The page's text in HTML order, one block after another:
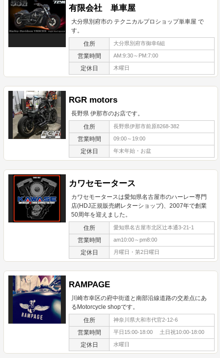
有限会社 単車屋
大分県別府市の テクニカルプロショップ単車屋 で
す。
住所 大分県別府市御幸6組
営業時間 AM:9:30～PM:7:00
定休日 木曜日
RGR motors
長野県 伊那市のお店です。
住所 長野県伊那市前原8268-382
営業時間 09:00～19:00
定休日 年末年始・お盆
カワセモータース
カワセモータースは愛知県名古屋市のハーレー専門
店(HDJ正規販売網レターショップ)、2007年で創業
50周年を迎えました。
住所 愛知県名古屋市北区辻本通3-21-1
営業時間 am10:00～pm8:00
定休日 月曜日・第2日曜日
RAMPAGE
川崎市幸区の府中街道と南部沿線道路の交差点にあ
るMotorcycle shopです。
住所 神奈川県大和市代官2-12-6
営業時間 平日15:00-18:00 土日祝10:00-18:00
定休日 水曜日